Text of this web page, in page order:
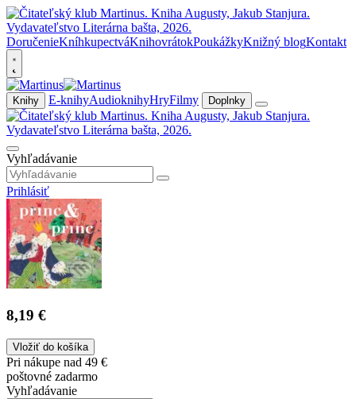
DoručenieKníhkupectváKnihovrátokPoukážkyKnižný blogKontakt
Knihy E-knihyAudioknihyHryFilmy Doplnky
Vyhľadávanie
Prihlásiť
8,19 €
Vložiť do košíka
Pri nákupe nad 49 €
poštovné zadarmo
Vyhľadávanie